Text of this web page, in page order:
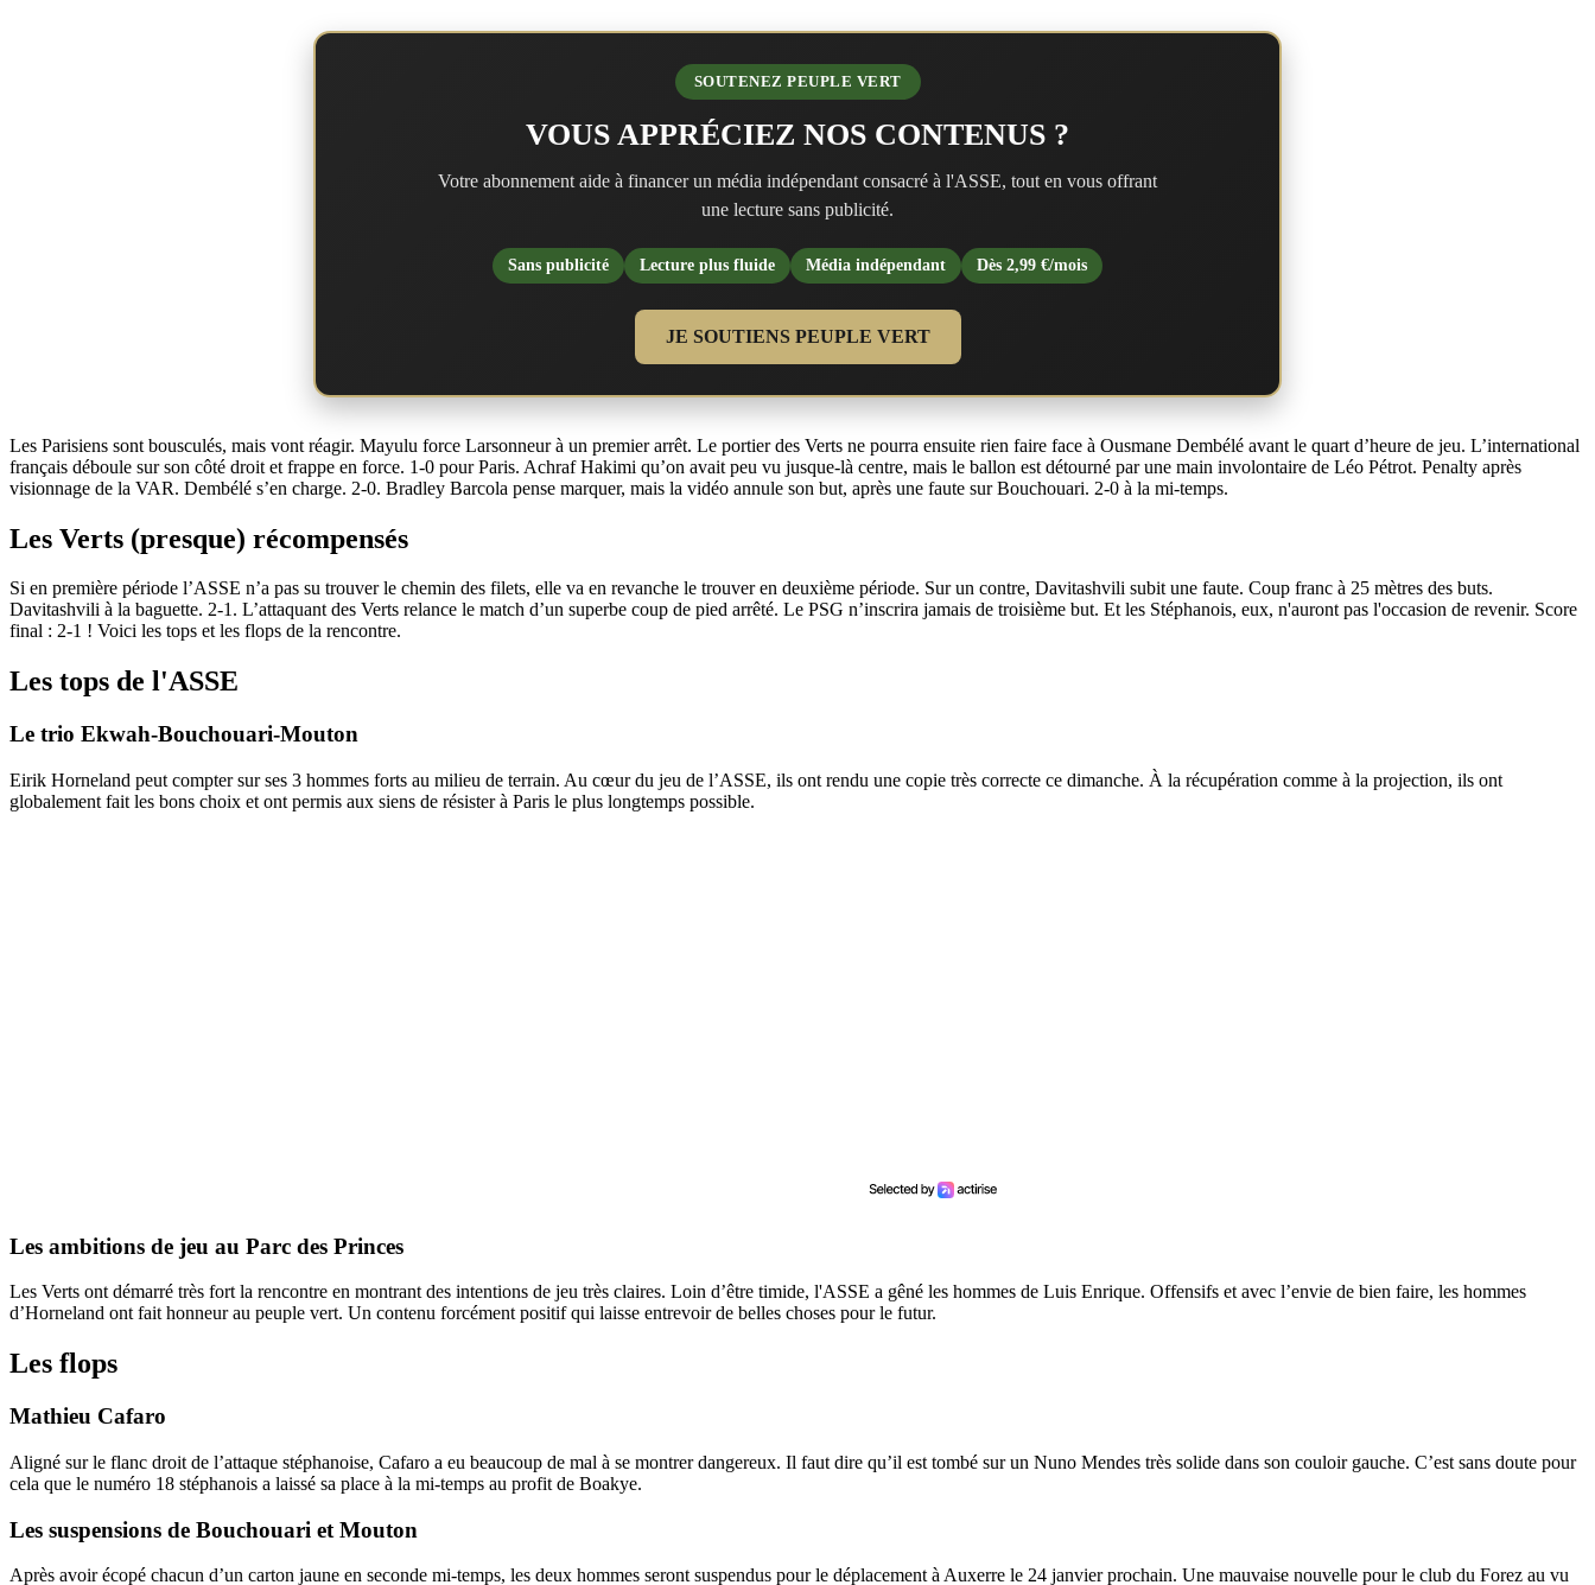
SOUTENEZ PEUPLE VERT
VOUS APPRÉCIEZ NOS CONTENUS ?
Votre abonnement aide à financer un média indépendant consacré à l'ASSE, tout en vous offrant
une lecture sans publicité.
Sans publicité Lecture plus fluide Média indépendant Dès 2,99 €/mois
JE SOUTIENS PEUPLE VERT
Les Parisiens sont bousculés, mais vont réagir. Mayulu force Larsonneur à un premier arrêt. Le portier des Verts ne pourra ensuite rien faire face à Ousmane Dembélé avant le quart d’heure de jeu. L’international
français déboule sur son côté droit et frappe en force. 1-0 pour Paris. Achraf Hakimi qu’on avait peu vu jusque-là centre, mais le ballon est détourné par une main involontaire de Léo Pétrot. Penalty après
visionnage de la VAR. Dembélé s’en charge. 2-0. Bradley Barcola pense marquer, mais la vidéo annule son but, après une faute sur Bouchouari. 2-0 à la mi-temps.
Les Verts (presque) récompensés
Si en première période l’ASSE n’a pas su trouver le chemin des filets, elle va en revanche le trouver en deuxième période. Sur un contre, Davitashvili subit une faute. Coup franc à 25 mètres des buts.
Davitashvili à la baguette. 2-1. L’attaquant des Verts relance le match d’un superbe coup de pied arrêté. Le PSG n’inscrira jamais de troisième but. Et les Stéphanois, eux, n'auront pas l'occasion de revenir. Score
final : 2-1 ! Voici les tops et les flops de la rencontre.
Les tops de l'ASSE
Le trio Ekwah-Bouchouari-Mouton
Eirik Horneland peut compter sur ses 3 hommes forts au milieu de terrain. Au cœur du jeu de l’ASSE, ils ont rendu une copie très correcte ce dimanche. À la récupération comme à la projection, ils ont
globalement fait les bons choix et ont permis aux siens de résister à Paris le plus longtemps possible.
Les ambitions de jeu au Parc des Princes
Les Verts ont démarré très fort la rencontre en montrant des intentions de jeu très claires. Loin d’être timide, l'ASSE a gêné les hommes de Luis Enrique. Offensifs et avec l’envie de bien faire, les hommes
d’Horneland ont fait honneur au peuple vert. Un contenu forcément positif qui laisse entrevoir de belles choses pour le futur.
Les flops
Mathieu Cafaro
Aligné sur le flanc droit de l’attaque stéphanoise, Cafaro a eu beaucoup de mal à se montrer dangereux. Il faut dire qu’il est tombé sur un Nuno Mendes très solide dans son couloir gauche. C’est sans doute pour
cela que le numéro 18 stéphanois a laissé sa place à la mi-temps au profit de Boakye.
Les suspensions de Bouchouari et Mouton
Après avoir écopé chacun d’un carton jaune en seconde mi-temps, les deux hommes seront suspendus pour le déplacement à Auxerre le 24 janvier prochain. Une mauvaise nouvelle pour le club du Forez au vu